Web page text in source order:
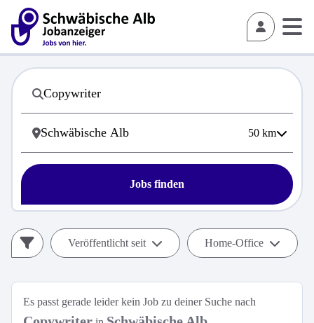
50 km
Jobs finden
Veröffentlicht seit Home-Office
Es passt gerade leider kein Job zu deiner Suche nach